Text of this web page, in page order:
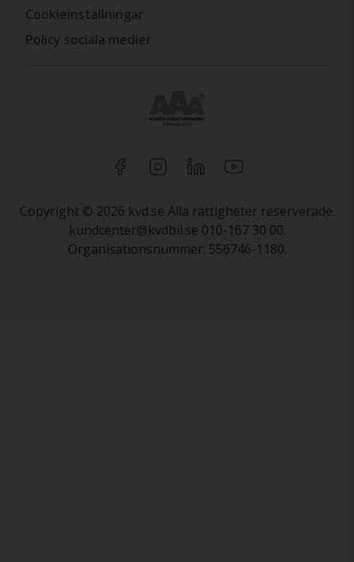
Cookieinställningar
Policy sociala medier
Copyright © 2026 kvd.se Alla rättigheter reserverade.
kundcenter@kvdbil.se 010-167 30 00.
Organisationsnummer: 556746-1180.